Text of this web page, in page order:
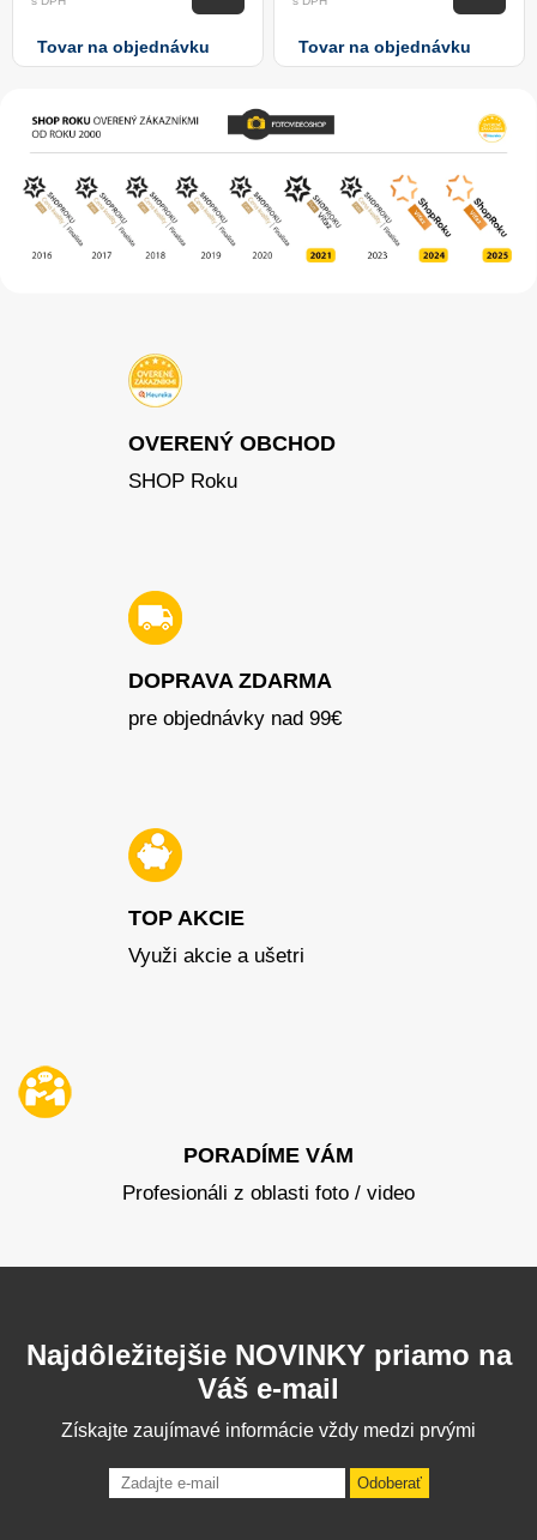
Tovar na objednávku Tovar na objednávku
OVERENÝ OBCHOD
SHOP Roku
DOPRAVA ZDARMA
pre objednávky nad 99€
TOP AKCIE
Využi akcie a ušetri
PORADÍME VÁM
Profesionáli z oblasti foto / video
Najdôležitejšie NOVINKY priamo na
Váš e-mail
Získajte zaujímavé informácie vždy medzi prvými
Odoberať